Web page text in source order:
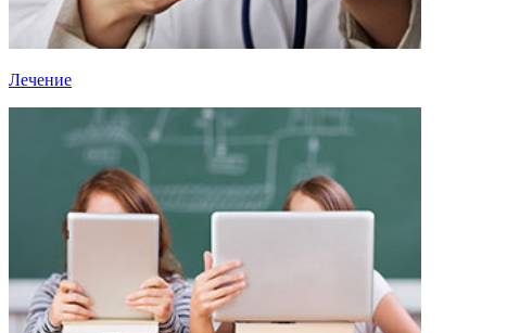
Лечение